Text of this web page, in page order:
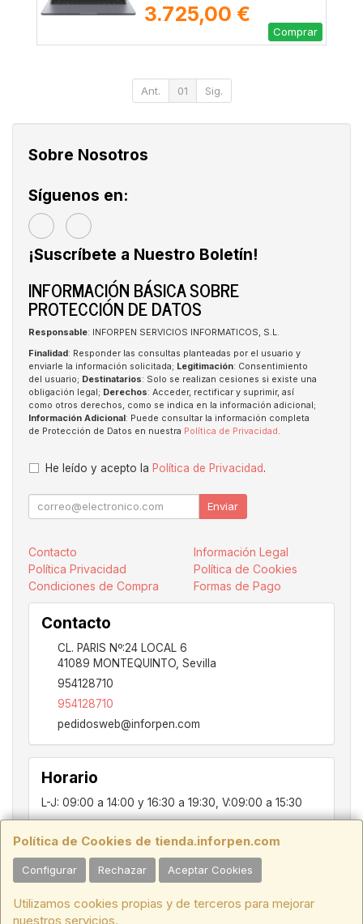
Win11 Pro
3.725,00 €
Comprar
Ant. 01 Sig.
Política de Cookies de tienda.inforpen.com
Configurar Rechazar Aceptar Cookies
Utilizamos cookies propias y de terceros para mejorar
nuestros servicios.
Sobre Nosotros
Síguenos en:
¡Suscríbete a Nuestro Boletín!
INFORMACIÓN BÁSICA SOBRE
PROTECCIÓN DE DATOS
Responsable: INFORPEN SERVICIOS INFORMATICOS, S.L.
Finalidad: Responder las consultas planteadas por el usuario y
enviarle la información solicitada; Legitimación: Consentimiento
del usuario; Destinatarios: Solo se realizan cesiones si existe una
obligación legal; Derechos: Acceder, rectificar y suprimir, así
como otros derechos, como se indica en la información adicional;
Información Adicional: Puede consultar la información completa
de Protección de Datos en nuestra Política de Privacidad.
He leído y acepto la Política de Privacidad.
Enviar
Contacto
Información Legal
Política Privacidad
Política de Cookies
Condiciones de Compra
Formas de Pago
Contacto
CL. PARIS Nº:24 LOCAL 6
41089 MONTEQUINTO Sevilla
954128710
954128710
pedidosweb@inforpen.com
Horario
L-J: 09:00 a 14:00 y 16:30 a 19:30, V:09:00 a 15:30
PARIS, 24, LOCAL 6, 41089, Montequinto - Dos Hermanas, SEVILLA,
C.I.F.:ESB91914697 - Tfno.:954128710
HORARIO INVIERNO:Lunes a Jueves de 09:00 a 14:00 y de 16:30 a